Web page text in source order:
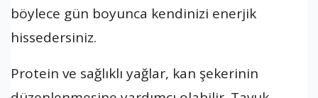
böylece gün boyunca kendinizi enerjik
hissedersiniz.
Protein ve sağlıklı yağlar, kan şekerinin